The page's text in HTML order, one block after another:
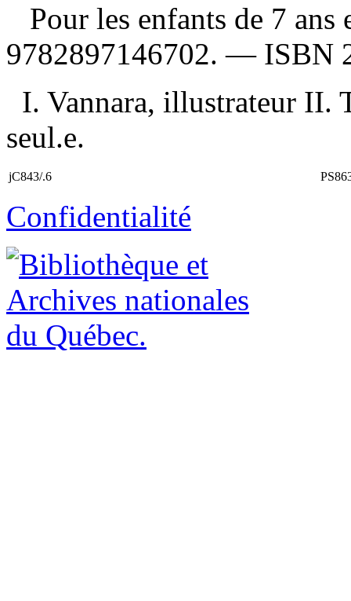
Pour les enfants de 7
9782897146702. — ISBN
I. Vannara, illustrateur
seul.e.
jC843/.6
Confidentialité